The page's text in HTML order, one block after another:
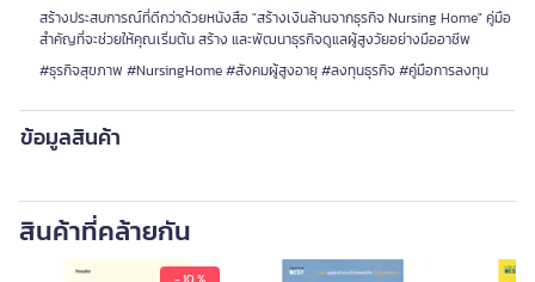
สร้างประสบการณ์ที่ดีกว่าด้วยหนังสือ "สร้างเงินล้านจากธุรกิจ Nursing Home" คู่มือ
สำคัญที่จะช่วยให้คุณเริ่มต้น สร้าง และพัฒนาธุรกิจดูแลผู้สูงวัยอย่างมืออาชีพ
#ธุรกิจสุขภาพ #NursingHome #สังคมผู้สูงอายุ #ลงทุนธุรกิจ #คู่มือการลงทุน
ข้อมูลสินค้า
สินค้าที่คล้ายกัน